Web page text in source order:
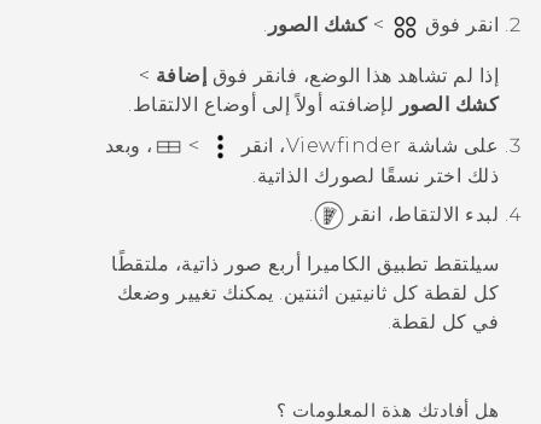
أجهزة HTC والملحقات
انقر فوق
>كشك الصور .
إذا لم تشاهد هذا الوضع، فانقر فوق إضافة >
كشك الصور لإضافته أولاً إلى أوضاع الالتقاط.
على شاشة Viewfinder، انقر
>
، وبعد
ذلك اختر نسقًا لصورك الذاتية.
لبدء الالتقاط، انقر
.
سيلتقط تطبيق الكاميرا
أربع صور ذاتية، ملتقطًا
كل لقطة كل ثانيتين اثنتين. يمكنك تغيير وضعك
في كل لقطة.
هل أفادتك هذة المعلومات ؟